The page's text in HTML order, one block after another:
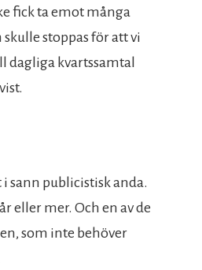
fick ta emot många
stoppas för att vi
dagliga kvartssamtal
sann publicistisk anda.
eller mer. Och en av de
som inte behöver